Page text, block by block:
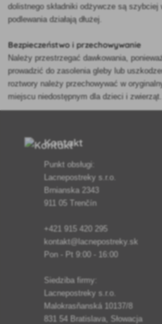
dolistnego składniki odżywcze są szybciej
podlewania działają dłużej.
Bezpieczeństwo i przechowywanie
Należy przestrzegać dawkowania,
prowadzić do zasolenia gleby lub
roztwory należy przechowywać w
miejscu niedostępnym dla dzieci i zwierząt.
Kontakt
Punkt obsługi:
Lacnepostreky s.r.o.
Brnianska 2343
911 05 Trenčín
+421 915 420 295
kontakt@lacnepostreky.sk
Pon - Pt 9:00 - 16:00
Siedziba firmy:
Lacnepostreky s.r.o.
Malokrasňanská 10137/8
831 54 Bratislava, Słowacja